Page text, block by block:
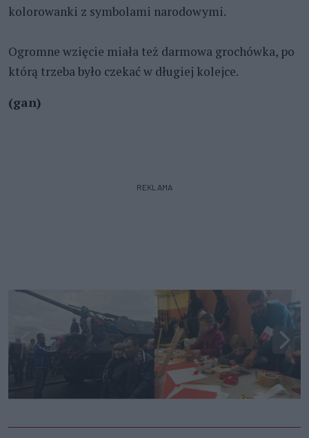
kolorowanki z symbolami narodowymi.
Ogromne wzięcie miała też darmowa grochówka, po
którą trzeba było czekać w długiej kolejce.
(gan)
REKLAMA